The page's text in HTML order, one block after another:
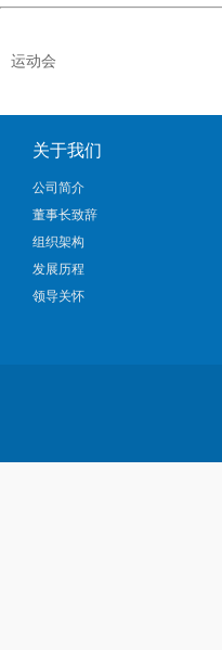
运动会
关于我们
公司简介
董事长致辞
组织架构
发展历程
领导关怀